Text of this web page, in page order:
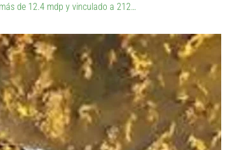
de 12.4 mdp y vinculado a 212…